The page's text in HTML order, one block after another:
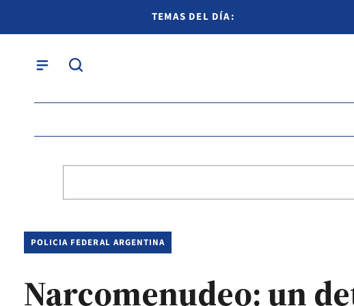
TEMAS DEL DÍA:
POLICIA FEDERAL ARGENTINA
Narcomenudeo: un